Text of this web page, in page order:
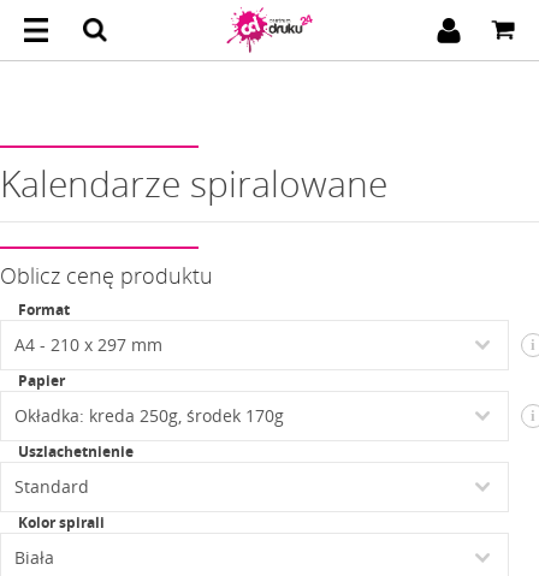
Kalendarze spiralowane
Oblicz cenę produktu
Format
i
Papier
i
Uszlachetnienie
Kolor spirali